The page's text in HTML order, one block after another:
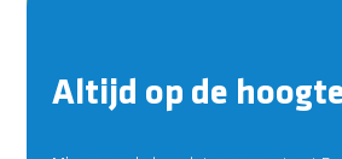
Altijd op de